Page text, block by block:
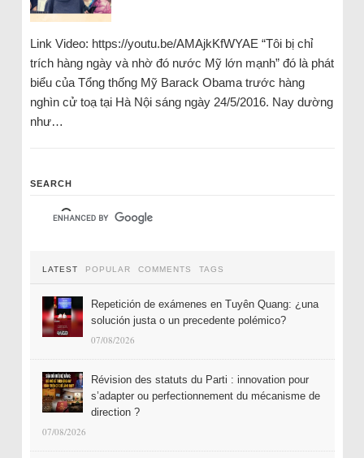
Link Video: https://youtu.be/AMAjkKfWYAE “Tôi bị chỉ
trích hàng ngày và nhờ đó nước Mỹ lớn mạnh” đó là phát
biểu của Tổng thống Mỹ Barack Obama trước hàng
nghìn cử toạ tại Hà Nội sáng ngày 24/5/2016. Nay dường
như…
SEARCH
LATEST POPULAR COMMENTS TAGS
Repetición de exámenes en Tuyên Quang: ¿una
solución justa o un precedente polémico?
07/08/2026
Révision des statuts du Parti : innovation pour
s’adapter ou perfectionnement du mécanisme de
direction ?
07/08/2026